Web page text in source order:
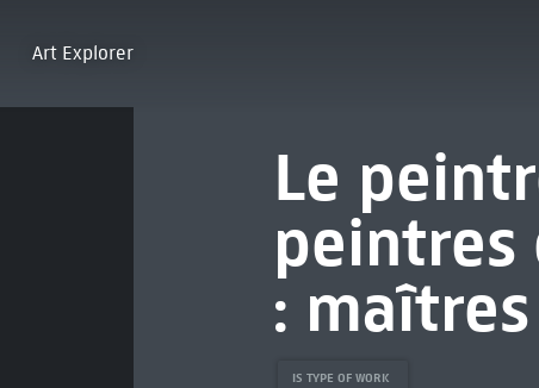
Art Explorer
Le
peintres
:
IS TYPE OF WORK